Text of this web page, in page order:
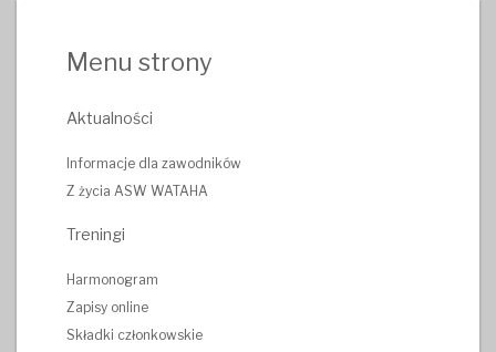
Menu strony
Aktualności
Informacje dla zawodników
Z życia ASW WATAHA
Treningi
Harmonogram
Zapisy online
Składki członkowskie